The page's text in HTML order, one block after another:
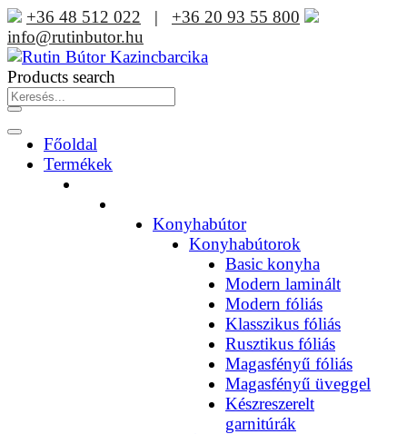
+36 48 512 022 | +36 20 93 55 800
info@rutinbutor.hu
Products search
Főoldal
Termékek
Konyhabútor
Konyhabútorok
Basic konyha
Modern laminált
Modern fóliás
Klasszikus fóliás
Rusztikus fóliás
Magasfényű fóliás
Magasfényű üveggel
Készreszerelt
garnitúrák